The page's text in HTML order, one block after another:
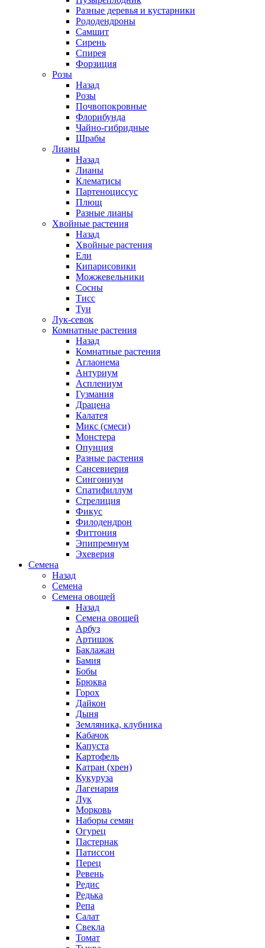
Разные деревья и кустарники
Рододендроны
Самшит
Сирень
Спирея
Форзиция
Розы
Назад
Розы
Почвопокровные
Флорибунда
Чайно-гибридные
Шрабы
Лианы
Назад
Лианы
Клематисы
Партеноциссус
Плющ
Разные лианы
Хвойные растения
Назад
Хвойные растения
Ели
Кипарисовики
Можжевельники
Сосны
Тисс
Туи
Лук-севок
Комнатные растения
Назад
Комнатные растения
Аглаонема
Антуриум
Асплениум
Гузмания
Драцена
Калатея
Микс (смеси)
Монстера
Опунция
Разные растения
Сансевиерия
Сингониум
Спатифиллум
Стрелиция
Фикус
Филодендрон
Фиттония
Эпипремнум
Эхеверия
Семена
Назад
Семена
Семена овощей
Назад
Семена овощей
Арбуз
Артишок
Баклажан
Бамия
Бобы
Брюква
Горох
Дайкон
Дыня
Земляника, клубника
Кабачок
Капуста
Картофель
Катран (хрен)
Кукуруза
Лагенария
Лук
Морковь
Наборы семян
Огурец
Пастернак
Патиссон
Перец
Ревень
Редис
Редька
Репа
Салат
Свекла
Томат